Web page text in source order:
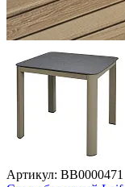
Артикул: BB0000471